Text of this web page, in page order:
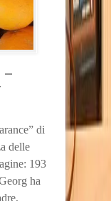
–
di
delle
193
ha